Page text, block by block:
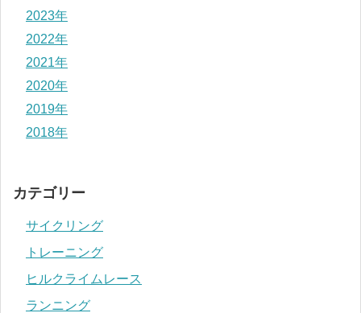
2023年
2022年
2021年
2020年
2019年
2018年
カテゴリー
サイクリング
トレーニング
ヒルクライムレース
ランニング